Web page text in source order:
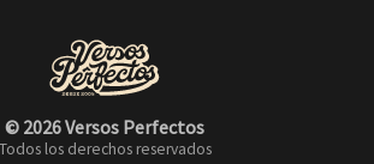
© 2026 Versos Perfectos
Todos los derechos reservados